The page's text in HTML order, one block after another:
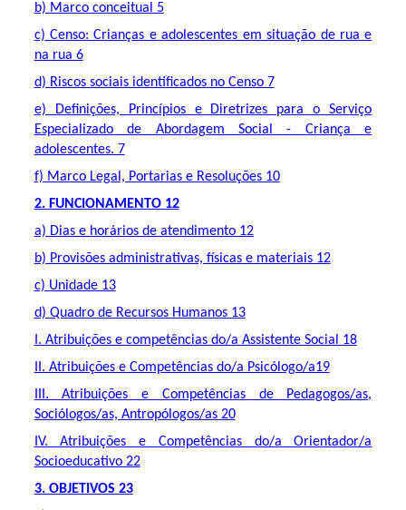
b) Marco conceitual 5
c) Censo: Crianças e adolescentes em situação de rua e
na rua 6
d) Riscos sociais identificados no Censo 7
e) Definições, Princípios e Diretrizes para o Serviço
Especializado de Abordagem Social - Criança e
adolescentes. 7
f) Marco Legal, Portarias e Resoluções 10
2. FUNCIONAMENTO 12
a) Dias e horários de atendimento 12
b) Provisões administrativas, físicas e materiais 12
c) Unidade 13
d) Quadro de Recursos Humanos 13
I. Atribuições e competências do/a Assistente Social 18
II. Atribuições e Competências do/a Psicólogo/a19
III. Atribuições e Competências de Pedagogos/as,
Sociólogos/as, Antropólogos/as 20
IV. Atribuições e Competências do/a Orientador/a
Socioeducativo 22
3. OBJETIVOS 23